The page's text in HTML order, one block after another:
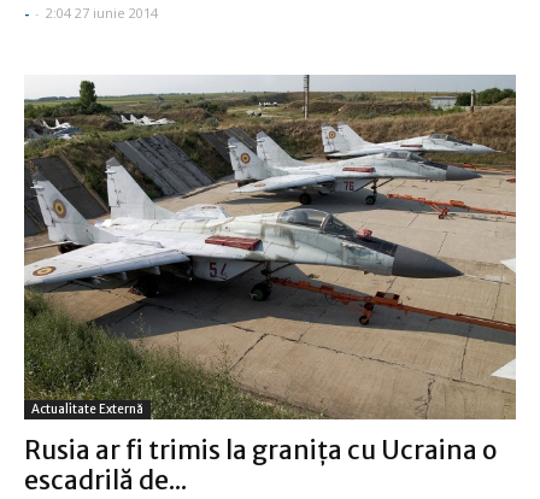
- - 2:04 27 iunie 2014
Actualitate Externă
Rusia ar fi trimis la graniţa cu Ucraina o
escadrilă de...